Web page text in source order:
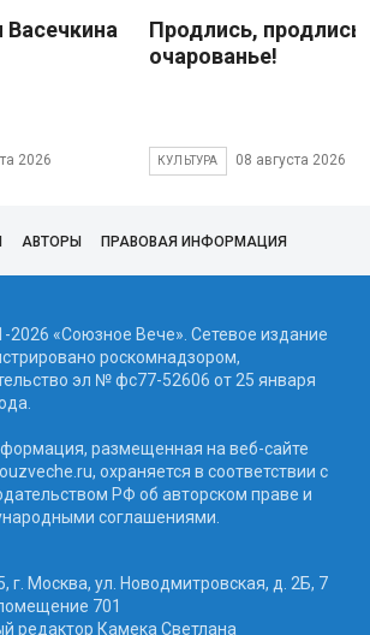
2026
Продлись, продлись
очарованье!
КУЛЬТУРА 08 августа 2026
АВТОРЫ ПРАВОВАЯ ИНФОРМАЦИЯ
2026 «Союзное Вече». Сетевое издание
роскомнадзором,
эл № фc77-52606 от 25 января
размещенная на веб-сайте
охраняется в соответствии с
РФ об авторском праве и
соглашениями.
г. Москва, ул. Новодмитровская, д. 2Б, 7
701
редактор Камека Светлана